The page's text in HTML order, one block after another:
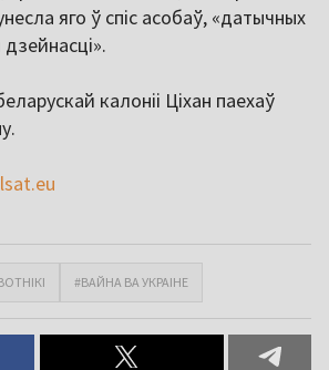
яго ў спіс асобаў, «датычных
калоніі Ціхан паехаў
#ВАЙНА ВА УКРАІНЕ